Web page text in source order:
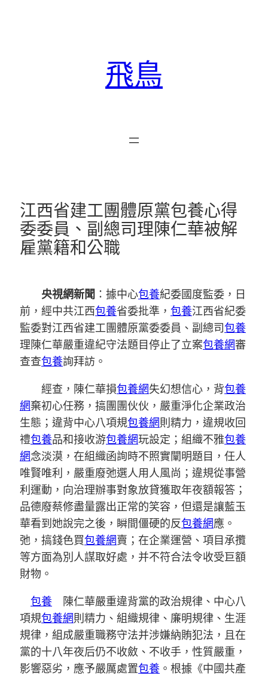
飛鳥
江西省建工團體原黨包養心得
委委員、副總司理陳仁華被解
雇黨籍和公職
央視網新聞 ：據中心包養紀委國度監委，日
前，經中共江西包養省委批準， 包養江西省紀委
監委對江西省建工團體原黨委委員、副總司包養
理陳仁華嚴重違紀守法題目停止了立案包養網審
查查包養詢拜訪。
經查，陳仁華損包養網失幻想信心，背包養
網棄初心任務，搞團團伙伙，嚴重淨化企業政治
生態；違背中心八項規包養網則精力，違規收回
禮包養品和接收游包養網玩設定；組織不雅包養
網念淡漠，在組織函詢時不照實闡明題目，任人
唯賢唯利，嚴重廢弛選人用人風尚；違規從事營
利運動，向治理辦事對象放貸獲取年夜額報答；
品德廢蔡修盡量露出正常的笑容，但還是讓藍玉
華看到她說完之後，瞬間僵硬的反包養網應。
弛，搞錢色買包養網賣；在企業運營、項目承攬
等方面為別人謀取好處，并不符合法令收受巨額
財物。
包養 陳仁華嚴重違背黨的政治規律、中心八
項規包養網則精力、組織規律、廉明規律、生涯
規律，組成嚴重職務守法并涉嫌納賄犯法，且在
黨的十八年夜后仍不收斂、不收手，性質嚴重，
影響惡劣，應予嚴厲處置包養 。根據《中國共產